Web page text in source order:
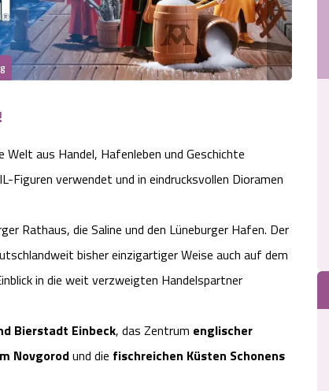
aus Handel, Hafenleben und Geschichte
Figuren verwendet und in eindrucksvollen Dioramen
Rathaus, die Saline und den Lüneburger Hafen. Der
bisher einzigartiger Weise auch auf dem
in die weit verzweigten Handelspartner
Bierstadt Einbeck, das Zentrum englischer
Novgorodund die fischreichen Küsten Schonens